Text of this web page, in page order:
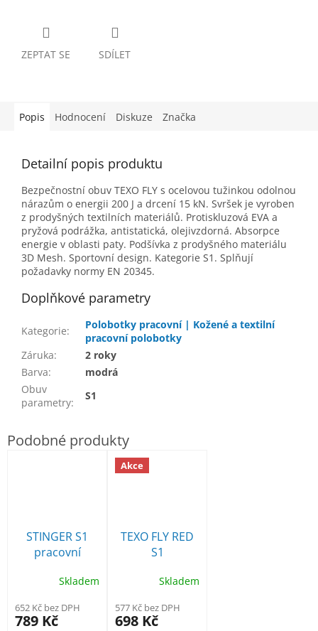
ZEPTAT SE SDÍLET
Popis Hodnocení Diskuze Značka
Detailní popis produktu
Bezpečnostní obuv TEXO FLY s ocelovou tužinkou odolnou
nárazům o energii 200 J a drcení 15 kN. Svršek je vyroben
z prodyšných textilních materiálů. Protiskluzová EVA a
pryžová podrážka, antistatická, olejivzdorná. Absorpce
energie v oblasti paty. Podšívka z prodyšného materiálu
3D Mesh. Sportovní design. Kategorie S1. Splňují
požadavky normy EN 20345.
Doplňkové parametry
Kategorie:
Polobotky pracovní | Kožené a textilní
pracovní polobotky
Záruka:
2 roky
Barva:
modrá
Obuv
parametry:
S1
STINGER S1
pracovní
polobotka
Skladem
652 Kč bez DPH
789 Kč
Akce
TEXO FLY RED
S1
polobotka
Skladem
577 Kč bez DPH
698 Kč